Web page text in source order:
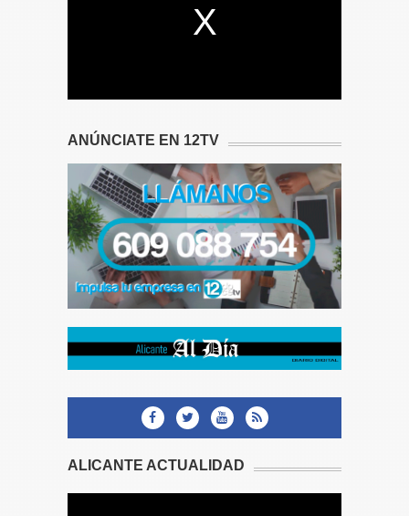
ANÚNCIATE EN 12TV
ALICANTE ACTUALIDAD